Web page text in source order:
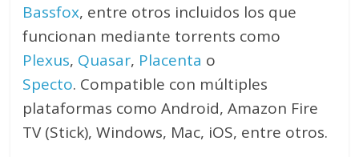
Bassfox, entre otros incluidos los que
funcionan mediante torrents como
Plexus, Quasar, Placenta o
Specto. Compatible con múltiples
plataformas como Android, Amazon Fire
TV (Stick), Windows, Mac, iOS, entre otros.